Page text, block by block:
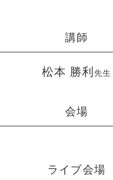
講師
松本 勝利先生
会場
ライブ会場